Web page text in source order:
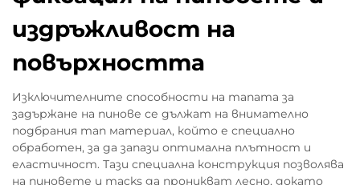
издръжливост на
повърхността
Изключителните способности на тапата за
задържане на пинове се дължат на внимателно
подбрания тап материал, който е специално
обработен, за да запази оптимална плътност и
еластичност. Тази специална конструкция позволява
на пиновете и тacks да проникват лесно, докато